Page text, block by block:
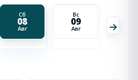
Сб
08
Авг
Вс
09
Авг